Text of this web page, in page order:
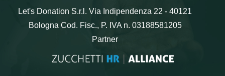
Let's Donation S.r.l. Via Indipendenza 22 - 40121
Bologna Cod. Fisc., P. IVA n. 03188581205
Partner